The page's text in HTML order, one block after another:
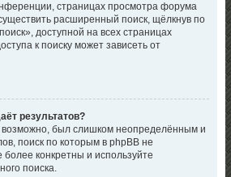
страницах просмотра форума
расширенный поиск, щёлкнув по
доступной на всех страницах
к поиску может зависеть от
результатов?
возможно, был слишком неопределённым и
поиск по которым в phpBB не
более конкретны и используйте
поиска.